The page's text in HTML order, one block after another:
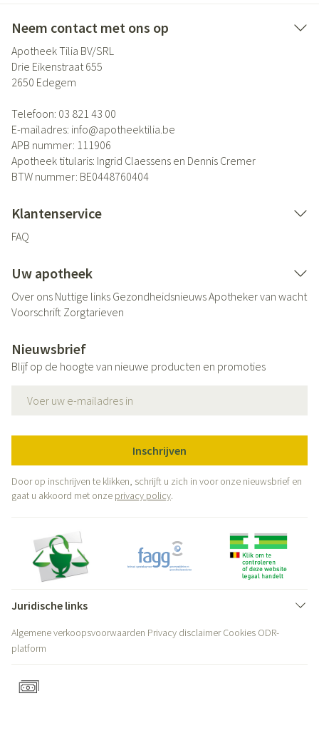
Neem contact met ons op
Apotheek Tilia BV/SRL
Drie Eikenstraat 655
2650 Edegem
Telefoon: 03 821 43 00
E-mailadres: info@apotheektilia.be
APB nummer: 111906
Apotheek titularis: Ingrid Claessens en Dennis Cremer
BTW nummer: BE0448760404
Klantenservice
FAQ
Uw apotheek
Over ons Nuttige links GezondheidsnieuwsApotheker van wacht
Voorschrift Zorgtarieven
Nieuwsbrief
Blijf op de hoogte van nieuwe producten en promoties
Inschrijven
Door op inschrijven te klikken, schrijft u zich in voor onze nieuwsbrief en
gaat u akkoord met onze privacy policy.
Juridische links
Algemene verkoopsvoorwaarden Privacy disclaimer Cookies ODR-
platform